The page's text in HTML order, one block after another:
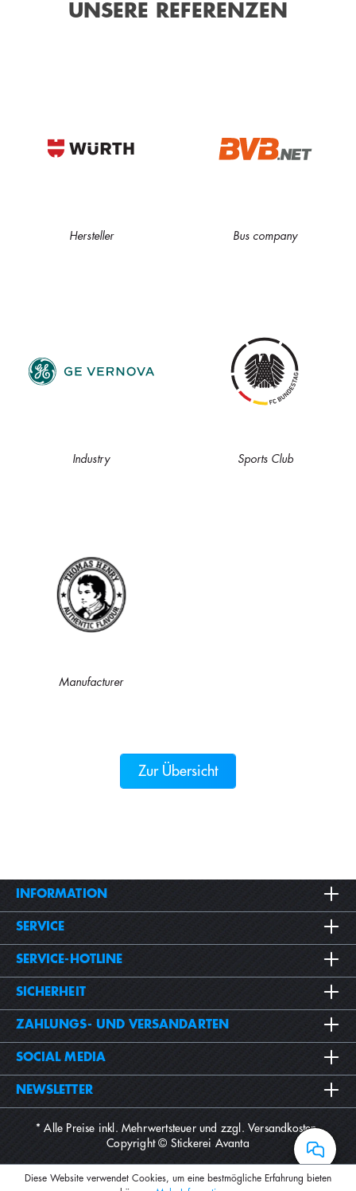
UNSERE REFERENZEN
Hersteller Bus company
Industry Sports Club
Manufacturer
Zur Übersicht
INFORMATION
SERVICE
SERVICE-HOTLINE
SICHERHEIT
ZAHLUNGS- UND VERSANDARTEN
SOCIAL MEDIA
NEWSLETTER
* Alle Preise inkl. Mehrwertsteuer und zzgl.Versandkosten.
Copyright © Stickerei Avanta
Diese Website verwendet Cookies, um eine bestmögliche Erfahrung bieten